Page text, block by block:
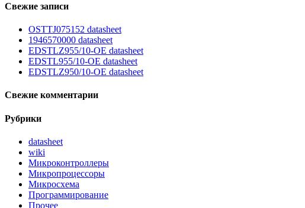
Свежие записи
OSTTJ075152 datasheet
1946570000 datasheet
EDSTLZ955/10-OE datasheet
EDSTL955/10-OE datasheet
EDSTLZ950/10-OE datasheet
Свежие комментарии
Рубрики
datasheet
wiki
Микроконтроллеры
Микропроцессоры
Микросхема
Программирование
Прочее